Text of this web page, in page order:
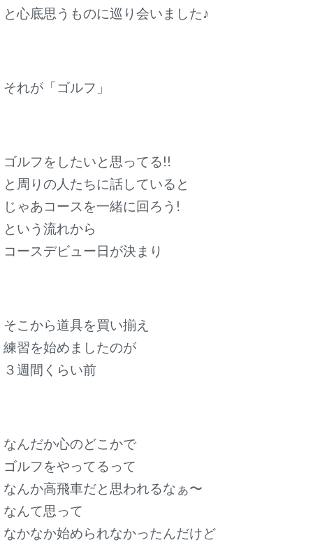
と心底思うものに巡り会いました♪
それが「ゴルフ」
ゴルフをしたいと思ってる!!
と周りの人たちに話していると
じゃあコースを一緒に回ろう!
という流れから
コースデビュー日が決まり
そこから道具を買い揃え
練習を始めましたのが
３週間くらい前
なんだか心のどこかで
ゴルフをやってるって
なんか高飛車だと思われるなぁ〜
なんて思って
なかなか始められなかったんだけど